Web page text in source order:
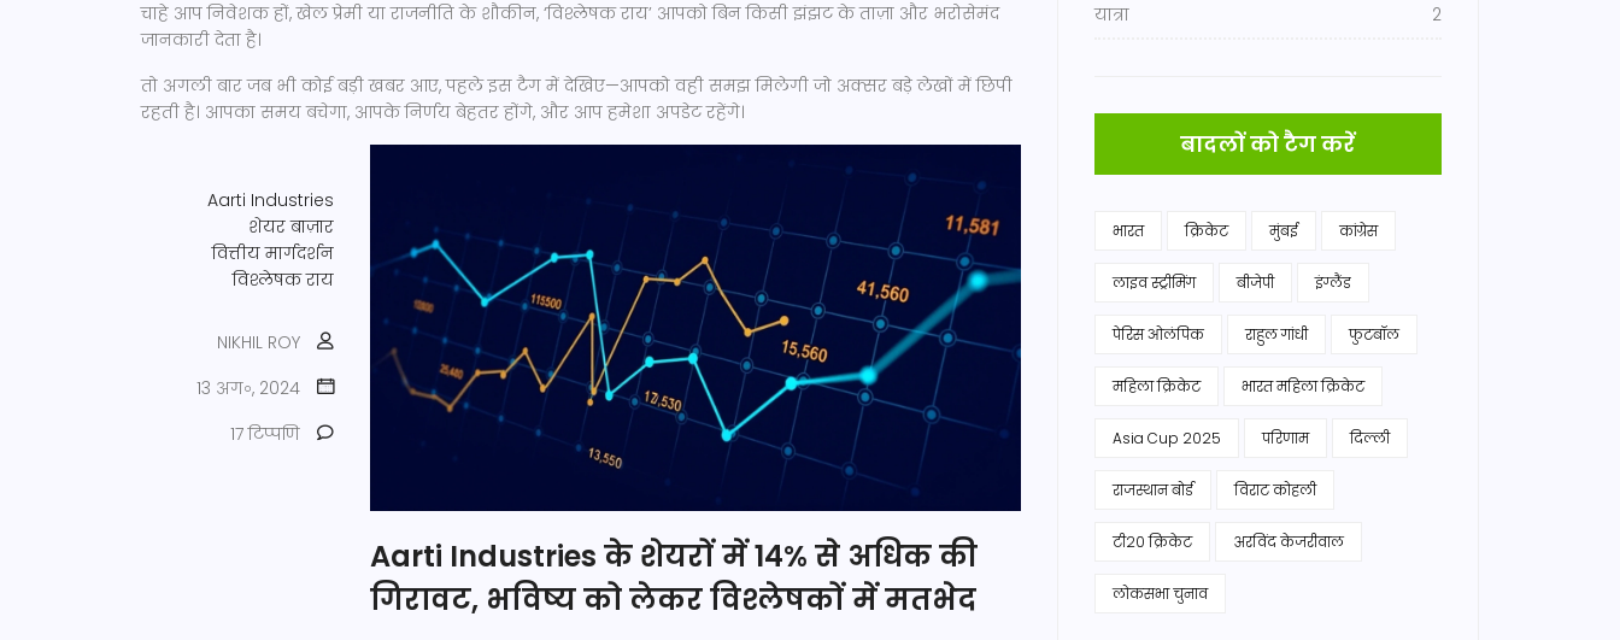
चाहे आप निवेशक हों, खेल प्रेमी या राजनीति के शौकीन, ‘विश्लेषक राय’ आपको बिन किसी झंझट के ताज़ा और भरोसेमंद
जानकारी देता है।
तो अगली बार जब भी कोई बड़ी खबर आए, पहले इस टैग में देखिए—आपको वही समझ मिलेगी जो अक्सर बड़े लेखों में छिपी
रहती है। आपका समय बचेगा, आपके निर्णय बेहतर होंगे, और आप हमेशा अपडेट रहेंगे।
Aarti Industries
शेयर बाज़ार
वित्तीय मार्गदर्शन
विश्लेषक राय
NIKHIL ROY
13 अग॰, 2024
17 टिप्पणि
Aarti Industries के शेयरों में 14% से अधिक की
गिरावट, भविष्य को लेकर विश्लेषकों में मतभेद
यात्रा 2
बादलों को टैग करें
भारत क्रिकेट मुंबई कांग्रेस
लाइव स्ट्रीमिंग बीजेपी इंग्लैंड
पेरिस ओलंपिक राहुल गांधी फुटबॉल
महिला क्रिकेट भारत महिला क्रिकेट
Asia Cup 2025 परिणाम दिल्ली
राजस्थान बोर्ड विराट कोहली
टी20 क्रिकेट अरविंद केजरीवाल
लोकसभा चुनाव